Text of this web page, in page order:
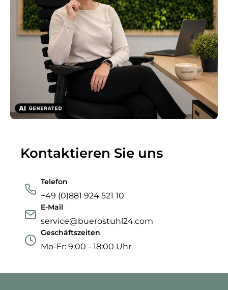
Kontaktieren Sie uns
Telefon
+49 (0)881 924 521 10
E-Mail
service@buerostuhl24.com
Geschäftszeiten
Mo-Fr: 9:00 - 18:00 Uhr